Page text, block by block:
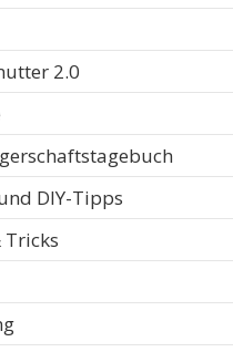
2.0
DIY-Tipps
Tricks